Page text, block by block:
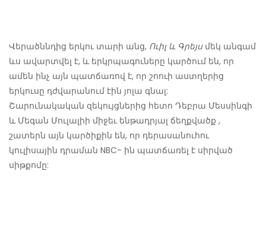
Վերածննդից երկու տարի անց, Ուիլ և Գրեյս մեկ անգամ
ևս ավարտվել է, և երկրպագուները կարծում են, որ
ամեն ինչ այն պատճառով է, որ շոուի աստղերից
երկուսը դժվարանում էին յոլա գնալ:
Շարունակական զեկույցներից հետո Դեբրա Մեսսինգի
և Մեգան Մուլալիի միջեւ ենթադրյալ ճեղքվածք ,
շատերն այն կարծիքին են, որ դերասանուհու
կուլիսային դրաման NBC- ին պատճառել է սիրված
սիթքոմը: